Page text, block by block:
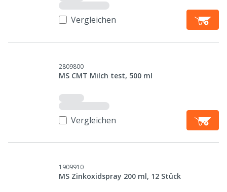
Vergleichen
2809800
MS CMT Milch test, 500 ml
Vergleichen
1909910
MS Zinkoxidspray 200 ml, 12 Stück